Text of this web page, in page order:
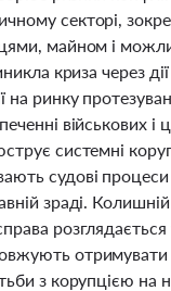
секторі,
майном і
криза через
на ринку
військових
системні
судові
зраді.
з корупцією на